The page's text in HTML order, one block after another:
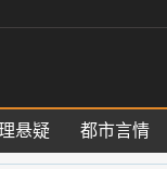
悬疑 都市言情